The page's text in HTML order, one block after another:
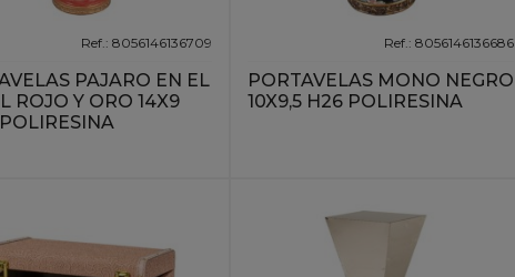
Ref.: 8056146136709
PAJARO EN EL
ROJO Y ORO 14X9
Ref.: 8056146136686
PORTAVELAS MONO NEGRO
10X9,5 H26 POLIRESINA